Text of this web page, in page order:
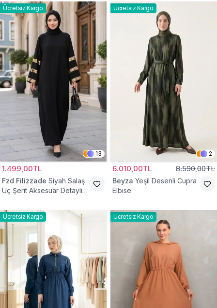
Ücretsiz Kargo
13
1.499,00TL
Fzd Filizzade Siyah Salaş
Üç Şerit Aksesuar Detaylı
Ücretsiz Kargo
2
6.010,00TL 8.590,00TL
Beyza Yeşil Desenli Cupra
Elbise
Ücretsiz Kargo Ücretsiz Kargo